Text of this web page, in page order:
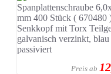
Preis ab